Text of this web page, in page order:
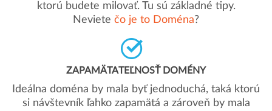
ktorú budete milovať. Tu sú základné tipy.
Neviete čo je to Doména?
ZAPAMÄTATEĽNOSŤ DOMÉNY
Ideálna doména by mala byť jednoduchá, taká ktorú
si návštevník ľahko zapamätá a zároveň by mala